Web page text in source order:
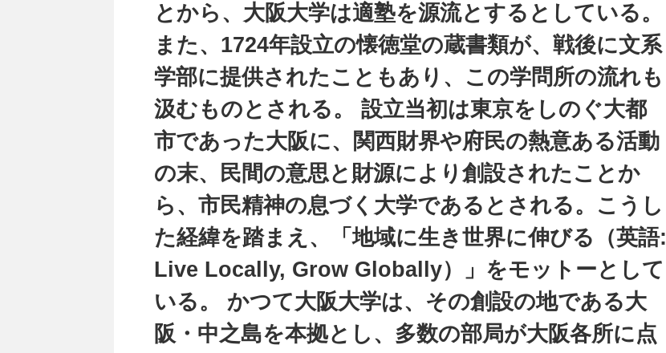
とから、大阪大学は適塾を源流とするとしている。
また、1724年設立の懐徳堂の蔵書類が、戦後に文系
学部に提供されたこともあり、この学問所の流れも
汲むものとされる。 設立当初は東京をしのぐ大都
市であった大阪に、関西財界や府民の熱意ある活動
の末、民間の意思と財源により創設されたことか
ら、市民精神の息づく大学であるとされる。こうし
た経緯を踏まえ、「地域に生き世界に伸びる（英語:
Live Locally, Grow Globally）」をモットーとして
いる。 かつて大阪大学は、その創設の地である大
阪・中之島を本拠とし、多数の部局が大阪各所に点